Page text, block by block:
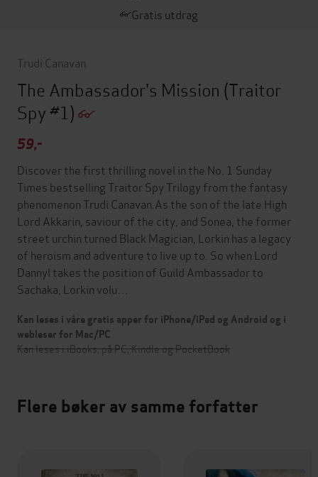
Gratis utdrag
Trudi Canavan
The Ambassador's Mission (Traitor
Spy #1)
59,-
Discover the first thrilling novel in the No. 1 Sunday
Times bestselling Traitor Spy Trilogy from the fantasy
phenomenon Trudi Canavan.As the son of the late High
Lord Akkarin, saviour of the city, and Sonea, the former
street urchin turned Black Magician, Lorkin has a legacy
of heroism and adventure to live up to. So when Lord
Dannyl takes the position of Guild Ambassador to
Sachaka, Lorkin volu…
Kan leses i våre gratis apper for iPhone/iPad og Android og i
webleser for Mac/PC
Kan leses i iBooks, på PC, Kindle og PocketBook
Flere bøker av samme forfatter